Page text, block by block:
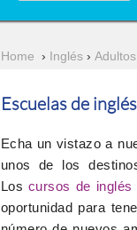
Home › Inglés› Adultos
Escuelas de
Echa un vistazo a
unos de los
Los cursos de inglés
oportunidad para